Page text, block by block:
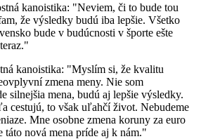
kanoistika: "Neviem, či to bude tou
že výsledky budú iba lepšie. Všetko
bude v budúcnosti v športe ešte
kanoistika: "Myslím si, že kvalitu
zmena meny. Nie som
silnejšia mena, budú aj lepšie výsledky.
cestujú, to však uľahčí život. Nebudeme
Mne osobne zmena koruny za euro
táto nová mena príde aj k nám."